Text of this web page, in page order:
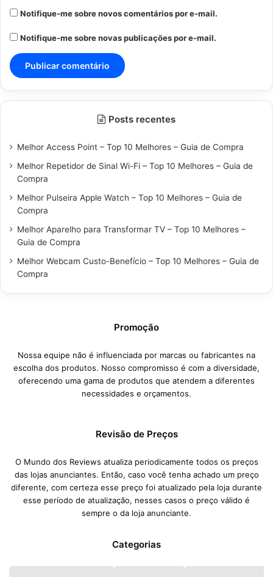
Notifique-me sobre novos comentários por e-mail.
Notifique-me sobre novas publicações por e-mail.
Posts recentes
Melhor Access Point – Top 10 Melhores – Guia de Compra
Melhor Repetidor de Sinal Wi-Fi – Top 10 Melhores – Guia de
Compra
Melhor Pulseira Apple Watch – Top 10 Melhores – Guia de
Compra
Melhor Aparelho para Transformar TV – Top 10 Melhores –
Guia de Compra
Melhor Webcam Custo-Benefício – Top 10 Melhores – Guia de
Compra
Promoção
Nossa equipe não é influenciada por marcas ou fabricantes na
escolha dos produtos. Nosso compromisso é com a diversidade,
oferecendo uma gama de produtos que atendem a diferentes
necessidades e orçamentos.
Revisão de Preços
O Mundo dos Reviews atualiza periodicamente todos os preços
das lojas anunciantes. Então, caso você tenha achado um preço
diferente, com certeza esse preço foi atualizado pela loja durante
esse período de atualização, nesses casos o preço válido é
sempre o da loja anunciante.
Categorias